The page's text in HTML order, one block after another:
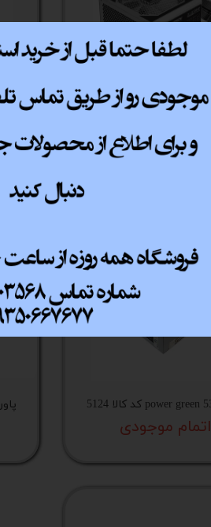
پاور گرین 330 وات GP330A-EUD
کد کالا 5119
اتمام موجودی
اتمام موجودی
پاور power green 430a کد کالا 5125